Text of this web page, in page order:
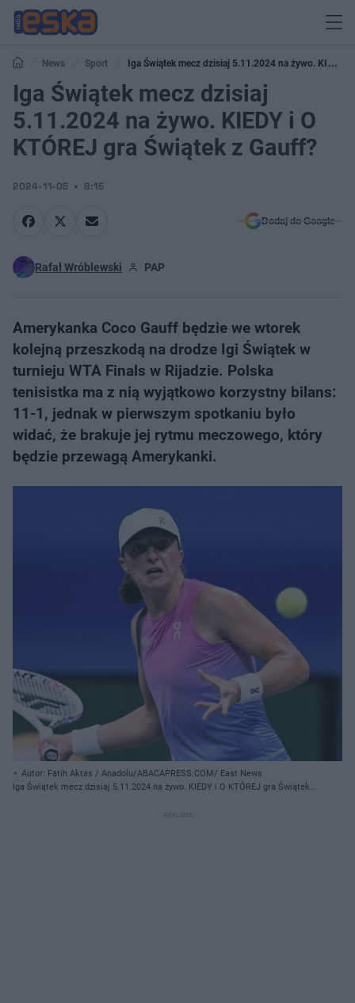
News Sport
Iga Świątek mecz dzisiaj 5.11.2024 na żywo. KIEDY i
O KTÓREJ gra Świątek z Gauff?
Iga Świątek mecz dzisiaj
5.11.2024 na żywo. KIEDY i O
KTÓREJ gra Świątek z Gauff?
2024-11-05 8:15
Dodaj do Google
Rafał Wróblewski PAP
Amerykanka Coco Gauff będzie we wtorek
kolejną przeszkodą na drodze Igi Świątek w
turnieju WTA Finals w Rijadzie. Polska
tenisistka ma z nią wyjątkowo korzystny bilans:
11-1, jednak w pierwszym spotkaniu było
widać, że brakuje jej rytmu meczowego, który
będzie przewagą Amerykanki.
Autor: Fatih Aktas / Anadolu/ABACAPRESS.COM/ East News
Iga Świątek mecz dzisiaj 5.11.2024 na żywo. KIEDY i O KTÓREJ gra Świątek z